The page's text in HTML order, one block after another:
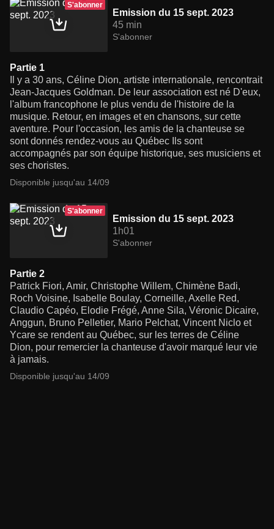
S'abonner
Emission du 15 sept. 2023
45 min
S'abonner
Partie 1
Il y a 30 ans, Céline Dion, artiste internationale, rencontrait
Jean-Jacques Goldman. De leur association est né D'eux,
l'album francophone le plus vendu de l'histoire de la
musique. Retour, en images et en chansons, sur cette
aventure. Pour l'occasion, les amis de la chanteuse se
sont donnés rendez-vous au Québec Ils sont
accompagnés par son équipe historique, ses musiciens et
ses choristes.
Disponible jusqu'au 14/09
S'abonner
Emission du 15 sept. 2023
1h01
S'abonner
Partie 2
Patrick Fiori, Amir, Christophe Willem, Chimène Badi,
Roch Voisine, Isabelle Boulay, Corneille, Axelle Red,
Claudio Capéo, Elodie Frégé, Anne Sila, Véronic Dicaire,
Anggun, Bruno Pelletier, Mario Pelchat, Vincent Niclo et
Ycare se rendent au Québec, sur les terres de Céline
Dion, pour remercier la chanteuse d'avoir marqué leur vie
à jamais.
Disponible jusqu'au 14/09